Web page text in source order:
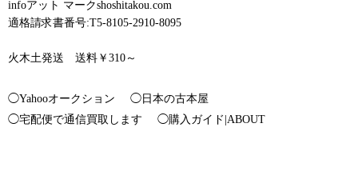
infoアット マークshoshitakou.com
適格請求書番号:T5-8105-2910-8095
火木土発送 送料￥310～
◯Yahooオークション
◯日本の古本屋
◯宅配便で通信買取します
◯購入ガイド|ABOUT